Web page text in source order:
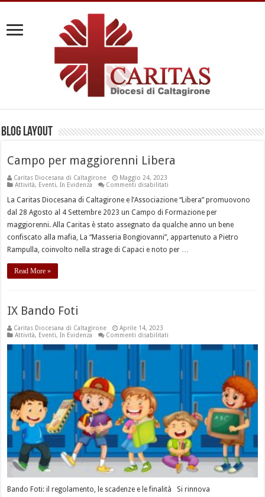
Blog Layout
Campo per maggiorenni Libera
Caritas Diocesana di Caltagirone
Maggio 24, 2023
Attività, Eventi,In Evidenza Commenti disabilitati
per
Libera
La Caritas Diocesana di Caltagirone e l’Associazione “Libera” promuovono
dal 28 Agosto al 4 Settembre 2023 un Campo di Formazione per
maggiorenni. Alla Caritas è stato assegnato da qualche anno un bene
confiscato alla mafia, La “Masseria Bongiovanni”, appartenuto a Pietro
Rampulla, coinvolto nella strage di Capaci e noto per …
Read More »
IX Bando Foti
Caritas Diocesana di Caltagirone
Aprile 14, 2023
Attività, Eventi,In Evidenza Commenti disabilitati
Bando
Bando Foti: il regolamento, le scadenze e le finalità Si rinnova